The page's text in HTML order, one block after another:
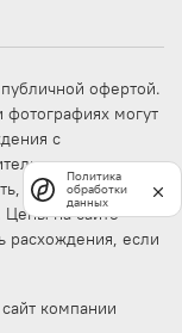
офертой.
фотографиях могут
с
может вносить
дорабатывать
Цены на сайте
расхождения, если
компании
Политика
обработки
данных